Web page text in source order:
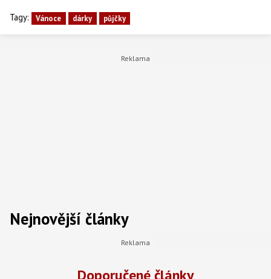
Tagy: Vánoce dárky půjčky
Nejnovější články
Doporučené články